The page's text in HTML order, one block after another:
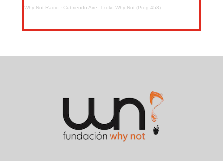
Why Not Radio · Cubriendo Aire, Txoko Why Not (Prog 453)